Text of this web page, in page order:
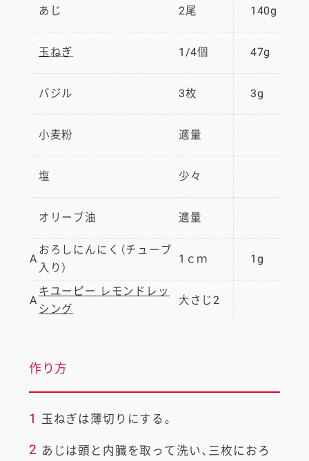
あじ 2尾 140g
玉ねぎ 1/4個 47g
バジル 3枚 3g
小麦粉 適量
塩 少々
オリーブ油 適量
A
おろしにんにく（チューブ
入り）
1ｃｍ 1g
A
キユーピー レモンドレッ
シング
大さじ2
作り方
1 玉ねぎは薄切りにする。
2 あじは頭と内臓を取って洗い、三枚におろ